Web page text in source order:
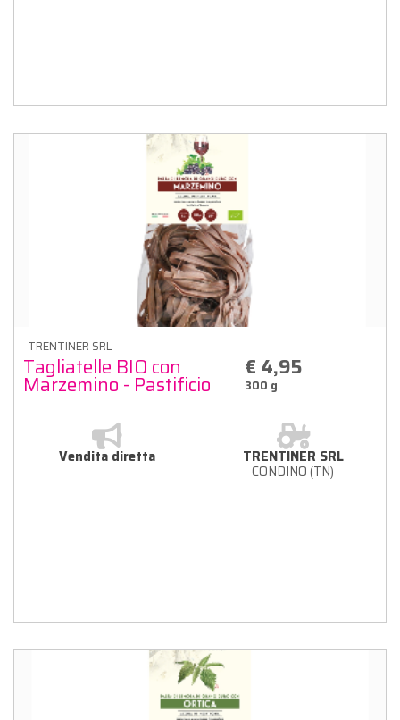
TRENTINER SRL
Tagliatelle BIO con
Marzemino - Pastificio
€ 4,95
300 g
Vendita diretta TRENTINER SRL
CONDINO (TN)